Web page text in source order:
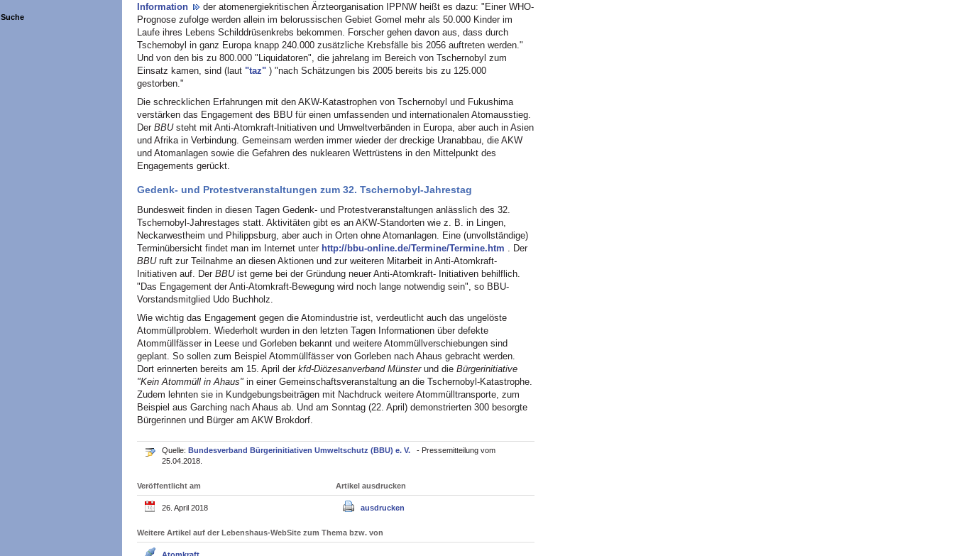
Suche
Information
der atomenergiekritischen Ärzteorganisation IPPNW heißt es dazu: "Einer WHO-
Prognose zufolge werden allein im belorussischen Gebiet Gomel mehr als 50.000 Kinder im
Laufe ihres Lebens Schilddrüsenkrebs bekommen. Forscher gehen davon aus, dass durch
Tschernobyl in ganz Europa knapp 240.000 zusätzliche Krebsfälle bis 2056 auftreten werden."
Und von den bis zu 800.000 "Liquidatoren", die jahrelang im Bereich von Tschernobyl zum
Einsatz kamen, sind (laut "taz" ) "nach Schätzungen bis 2005 bereits bis zu 125.000
gestorben."
Die schrecklichen Erfahrungen mit den AKW-Katastrophen von Tschernobyl und Fukushima
verstärken das Engagement des BBU für einen umfassenden und internationalen Atomausstieg.
Der BBUsteht mit Anti-Atomkraft-Initiativen und Umweltverbänden in Europa, aber auch in Asien
und Afrika in Verbindung. Gemeinsam werden immer wieder der dreckige Uranabbau, die AKW
und Atomanlagen sowie die Gefahren des nuklearen Wettrüstens in den Mittelpunkt des
Engagements gerückt.
Gedenk- und Protestveranstaltungen zum 32. Tschernobyl-Jahrestag
Bundesweit finden in diesen Tagen Gedenk- und Protestveranstaltungen anlässlich des 32.
Tschernobyl-Jahrestages statt. Aktivitäten gibt es an AKW-Standorten wie z. B. in Lingen,
Neckarwestheim und Philippsburg, aber auch in Orten ohne Atomanlagen. Eine (unvollständige)
Terminübersicht findet man im Internet unter http://bbu-online.de/Termine/Termine.htm . Der
BBUruft zur Teilnahme an diesen Aktionen und zur weiteren Mitarbeit in Anti-Atomkraft-
Initiativen auf. Der BBUist gerne bei der Gründung neuer Anti-Atomkraft- Initiativen behilflich.
"Das Engagement der Anti-Atomkraft-Bewegung wird noch lange notwendig sein", so BBU-
Vorstandsmitglied Udo Buchholz.
Wie wichtig das Engagement gegen die Atomindustrie ist, verdeutlicht auch das ungelöste
Atommüllproblem. Wiederholt wurden in den letzten Tagen Informationen über defekte
Atommüllfässer in Leese und Gorleben bekannt und weitere Atommüllverschiebungen sind
geplant. So sollen zum Beispiel Atommüllfässer von Gorleben nach Ahaus gebracht werden.
Dort erinnerten bereits am 15. April der kfd-Diözesanverband Münsterund die Bürgerinitiative
"Kein Atommüll in Ahaus" in einer Gemeinschaftsveranstaltung an die Tschernobyl-Katastrophe.
Zudem lehnten sie in Kundgebungsbeiträgen mit Nachdruck weitere Atommülltransporte, zum
Beispiel aus Garching nach Ahaus ab. Und am Sonntag (22. April) demonstrierten 300 besorgte
Bürgerinnen und Bürger am AKW Brokdorf.
Quelle: Bundesverband Bürgerinitiativen Umweltschutz (BBU) e. V.
- Pressemitteilung vom
25.04.2018.
Veröffentlicht am
26. April 2018
Artikel ausdrucken
ausdrucken
Weitere Artikel auf der Lebenshaus-WebSite zum Thema bzw. von